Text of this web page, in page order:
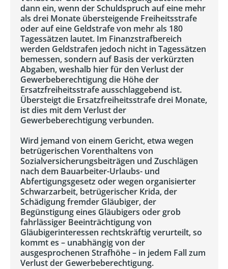
dann ein, wenn der Schuldspruch auf eine mehr
als drei Monate übersteigende Freiheitsstrafe
oder auf eine Geldstrafe von mehr als 180
Tagessätzen lautet. Im Finanzstrafbereich
werden Geldstrafen jedoch nicht in Tagessätzen
bemessen, sondern auf Basis der verkürzten
Abgaben, weshalb hier für den Verlust der
Gewerbeberechtigung die Höhe der
Ersatzfreiheitsstrafe ausschlaggebend ist.
Übersteigt die Ersatzfreiheitsstrafe drei Monate,
ist dies mit dem Verlust der
Gewerbeberechtigung verbunden.
Wird jemand von einem Gericht, etwa wegen
betrügerischen Vorenthaltens von
Sozialversicherungsbeiträgen und Zuschlägen
nach dem Bauarbeiter-Urlaubs- und
Abfertigungsgesetz oder wegen organisierter
Schwarzarbeit, betrügerischer Krida, der
Schädigung fremder Gläubiger, der
Begünstigung eines Gläubigers oder grob
fahrlässiger Beeinträchtigung von
Gläubigerinteressen rechtskräftig verurteilt, so
kommt es – unabhängig von der
ausgesprochenen Strafhöhe – in jedem Fall zum
Verlust der Gewerbeberechtigung.